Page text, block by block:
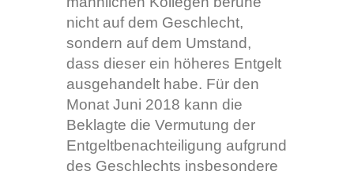
nicht auf dem Geschlecht,
sondern auf dem Umstand,
dass dieser ein höheres Entgelt
ausgehandelt habe. Für den
Monat Juni 2018 kann die
Beklagte die Vermutung der
Entgeltbenachteiligung aufgrund
des Geschlechts insbesondere